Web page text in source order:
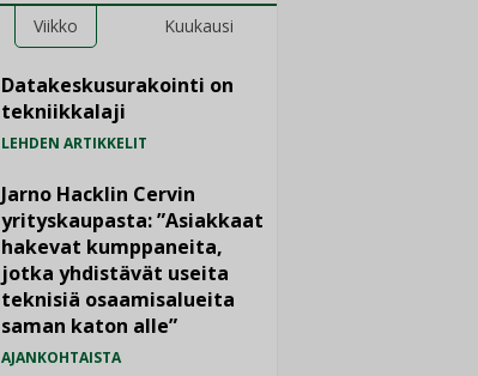
Viikko Kuukausi
Datakeskusurakointi on
tekniikkalaji
LEHDEN ARTIKKELIT
Jarno Hacklin Cervin
yrityskaupasta: ”Asiakkaat
hakevat kumppaneita,
jotka yhdistävät useita
teknisiä osaamisalueita
saman katon alle”
AJANKOHTAISTA